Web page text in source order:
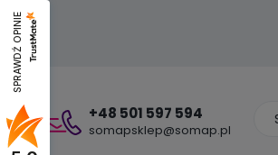
+48 501 597 594
somapsklep@somap.pl
SPRAWDŹ OPINIE